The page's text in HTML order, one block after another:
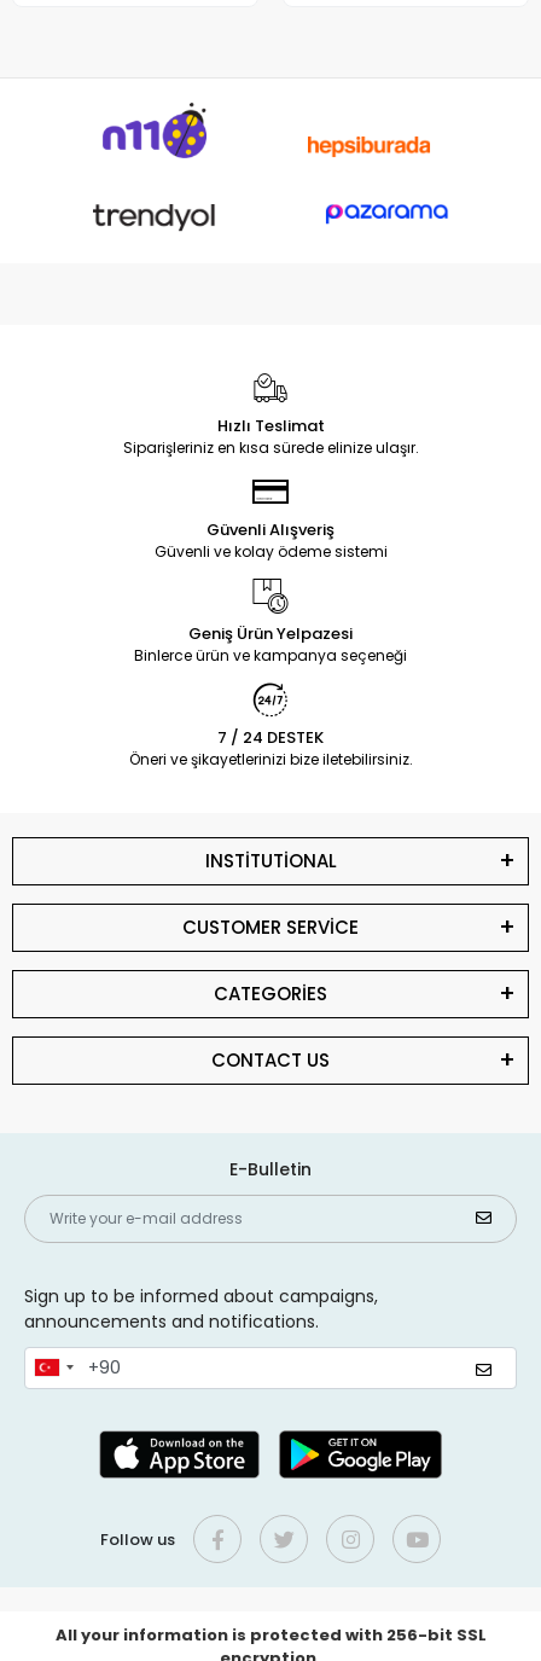
Hızlı Teslimat
Siparişleriniz en kısa sürede elinize ulaşır.
Güvenli Alışveriş
Güvenli ve kolay ödeme sistemi
Geniş Ürün Yelpazesi
Binlerce ürün ve kampanya seçeneği
7 / 24 DESTEK
Öneri ve şikayetlerinizi bize iletebilirsiniz.
INSTİTUTİONAL
CUSTOMER SERVİCE
CATEGORİES
CONTACT US
E-Bulletin
Sign up to be informed about campaigns,
announcements and notifications.
Follow us
All your information is protected with 256-bit SSL